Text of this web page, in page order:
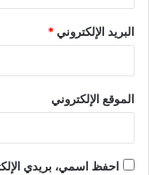
البريد الإلكتروني*
الموقع الإلكتروني
احفظ اسمي، بريدي